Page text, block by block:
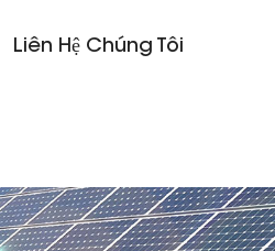
Liên Hệ Chúng Tôi